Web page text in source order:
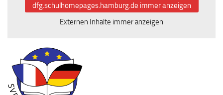
dfg.schulhomepages.hamburg.de immer anzeigen
Externen Inhalte immer anzeigen